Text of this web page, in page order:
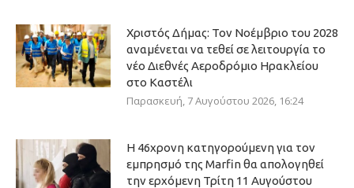
Χριστός Δήμας: Τον Νοέμβριο του 2028
αναμένεται να τεθεί σε λειτουργία το
νέο Διεθνές Αεροδρόμιο Ηρακλείου
στο Καστέλι
Παρασκευή, 7 Αυγούστου 2026, 16:24
Η 46χρονη κατηγορούμενη για τον
εμπρησμό της Marfin θα απολογηθεί
την ερχόμενη Τρίτη 11 Αυγούστου